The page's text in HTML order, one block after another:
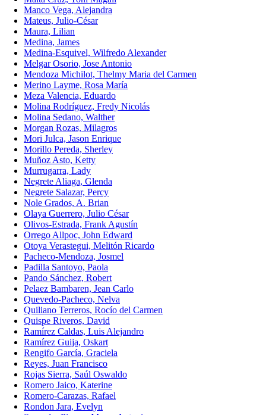
Manco Vega, Alejandra
Mateus, Julio-César
Maura, Lilian
Medina, James
Medina-Esquivel, Wilfredo Alexander
Melgar Osorio, Jose Antonio
Mendoza Michilot, Thelmy Maria del Carmen
Merino Layme, Rosa María
Meza Valencia, Eduardo
Molina Rodríguez, Fredy Nicolás
Molina Sedano, Walther
Morgan Rozas, Milagros
Mori Julca, Jason Enrique
Morillo Pereda, Sherley
Muñoz Asto, Ketty
Murrugarra, Lady
Negrete Aliaga, Glenda
Negrete Salazar, Percy
Nole Grados, A. Brian
Olaya Guerrero, Julio César
Olivos-Estrada, Frank Agustín
Orrego Allpoc, John Edward
Otoya Verastegui, Melitón Ricardo
Pacheco-Mendoza, Josmel
Padilla Santoyo, Paola
Pando Sánchez, Robert
Pelaez Bambaren, Jean Carlo
Quevedo-Pacheco, Nelva
Quiliano Terreros, Rocío del Carmen
Quispe Riveros, David
Ramírez Caldas, Luis Alejandro
Ramírez Guija, Oskart
Rengifo García, Graciela
Reyes, Juan Francisco
Rojas Sierra, Saúl Oswaldo
Romero Jaico, Katerine
Romero-Carazas, Rafael
Rondon Jara, Evelyn